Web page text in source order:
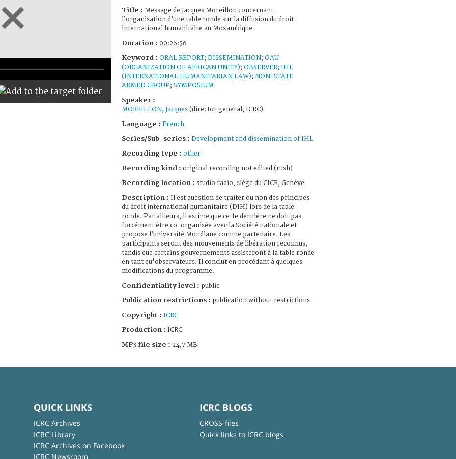
Title : Message de Jacques Moreillon concernant
l’organisation d’une table ronde sur la diffusion du droit
international humanitaire au Mozambique
Duration : 00:26:56
Keyword : ORAL REPORT; DISSEMINATION; OAU
(ORGANIZATION OF AFRICAN UNITY); OBSERVER; IHL
(INTERNATIONAL HUMANITARIAN LAW); NON-STATE
ARMED GROUP; SYMPOSIUM
Speaker :
MOREILLON, Jacques (director general, ICRC)
Language : French
Series/Sub-series : Development and dissemination of IHL
Recording type : other
Recording kind : original recording not edited (rush)
Recording location : studio radio, siège du CICR, Genève
Description : Il est question de traiter ou non des principes
du droit international humanitaire (DIH) lors de la table
ronde. Par ailleurs, il estime que cette dernière ne doit pas
forcément être co-organisée avec la Société nationale et
propose l’université Mondlane comme partenaire. Les
participants seront des mouvements de libération reconnus,
tandis que certains gouvernements assisteront à la table ronde
en tant qu'observateurs. Il conclut en procédant à quelques
modifications du programme.
Confidentiality level : public
Publication restrictions : publication without restrictions
Copyright : ICRC
Production : ICRC
MP3 file size : 24,7 MB
QUICK LINKS
ICRC Archives
ICRC Library
ICRC Archives on Facebook
ICRC Newsroom
ICRC BLOGS
CROSS-files
Quick links to ICRC blogs